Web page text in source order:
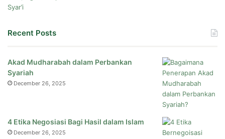
Recent Posts
Akad Mudharabah dalam Perbankan
Syariah
December 26, 2025
4 Etika Negosiasi Bagi Hasil dalam Islam
December 26, 2025